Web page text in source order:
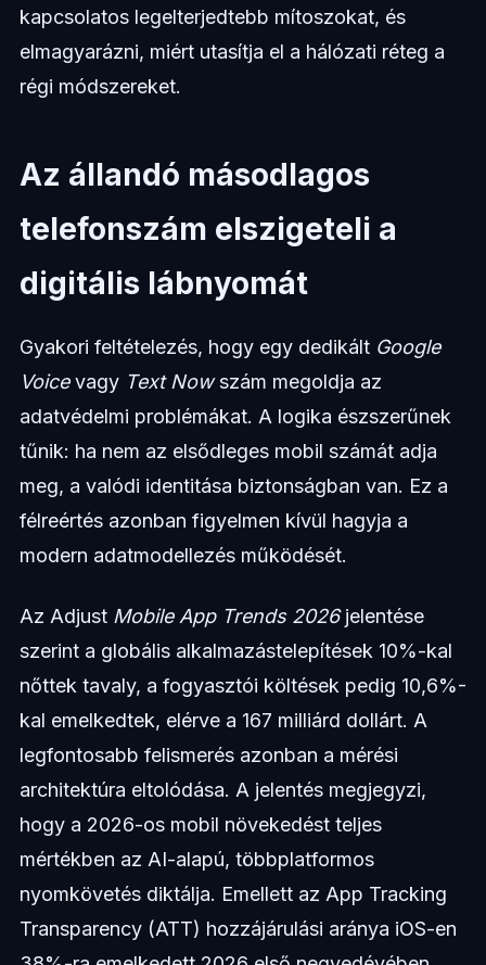
kapcsolatos legelterjedtebb mítoszokat, és
elmagyarázni, miért utasítja el a hálózati réteg a
régi módszereket.
Az állandó másodlagos
telefonszám elszigeteli a
digitális lábnyomát
Gyakori feltételezés, hogy egy dedikált Google
Voicevagy Text Nowszám megoldja az
adatvédelmi problémákat. A logika észszerűnek
tűnik: ha nem az elsődleges mobil számát adja
meg, a valódi identitása biztonságban van. Ez a
félreértés azonban figyelmen kívül hagyja a
modern adatmodellezés működését.
Az Adjust Mobile App Trends 2026jelentése
szerint a globális alkalmazástelepítések 10%-kal
nőttek tavaly, a fogyasztói költések pedig 10,6%-
kal emelkedtek, elérve a 167 milliárd dollárt. A
legfontosabb felismerés azonban a mérési
architektúra eltolódása. A jelentés megjegyzi,
hogy a 2026-os mobil növekedést teljes
mértékben az AI-alapú, többplatformos
nyomkövetés diktálja. Emellett az App Tracking
Transparency (ATT) hozzájárulási aránya iOS-en